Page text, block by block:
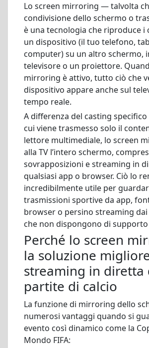
Lo screen mirroring — talvolta
condivisione dello schermo o
è una tecnologia che riproduce i
un dispositivo (il tuo telefono,
computer) su un altro schermo,
televisore o un proiettore.
mirroring è attivo, tutto ciò che
dispositivo appare anche sul
tempo reale.
A differenza del casting
cui viene trasmesso solo il
lettore multimediale, lo screen
alla TV l’intero schermo,
sovrapposizioni e streaming in
qualsiasi app o browser. Ciò lo
incredibilmente utile per
trasmissioni sportive da app,
browser o persino streaming dai
che non dispongono di
Perché lo screen
la soluzione
streaming in diretta
partite di calcio
La funzione di mirroring dello
numerosi vantaggi quando si
evento così dinamico come la
Mondo FIFA: